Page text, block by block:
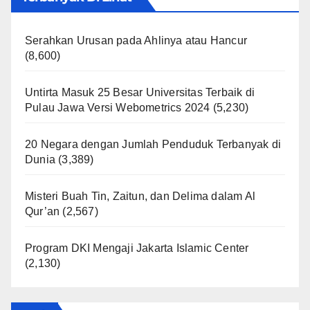
Serahkan Urusan pada Ahlinya atau Hancur
(8,600)
Untirta Masuk 25 Besar Universitas Terbaik di
Pulau Jawa Versi Webometrics 2024 (5,230)
20 Negara dengan Jumlah Penduduk Terbanyak di
Dunia (3,389)
Misteri Buah Tin, Zaitun, dan Delima dalam Al
Qur’an (2,567)
Program DKI Mengaji Jakarta Islamic Center
(2,130)